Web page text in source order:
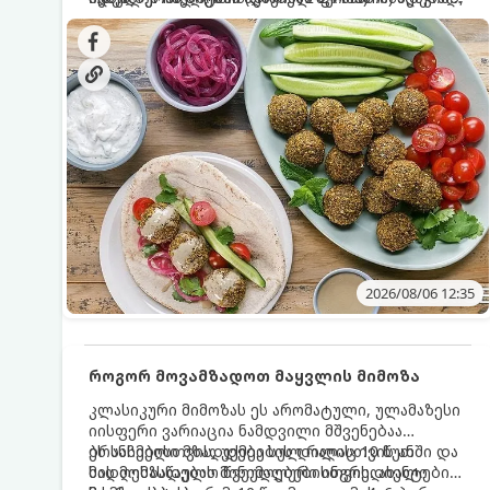
სალათებთან ერთად ან ტახინის (სესამის)
სოუსთან მირთმევისთვის.
იდეალურად შეინარჩუნოს და არ დაიშალოს.
დრო: 10–15 წუთი ულუფა: 20–24 ცალი ბურთულა
(4–6 პორცია)
2026/08/06 12:35
როგორ მოვამზადოთ მაყვლის მიმოზა
კლასიკური მიმოზას ეს არომატული, ულამაზესი
იისფერი ვარიაცია ნამდვილი მშვენებაა
ბრანჩებისთვის, უქმეების დილისთვის ან
სადღესასწაულო წვეულებებისთვის. ახალი
ეს სასმელი მზადდება სულ რაღაც 10 წუთში და
მის მომზადებას მინიმალური ინგრედიენტები